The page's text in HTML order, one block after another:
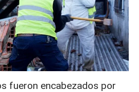
fueron encabezados por